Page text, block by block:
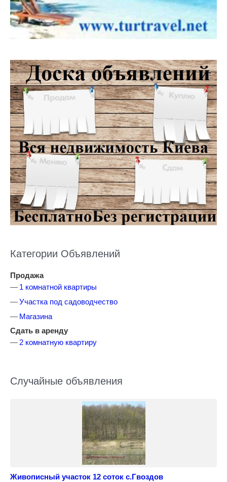
Категории Объявлений
Продажа
1 комнатной квартиры
Участка под садоводчество
Магазина
Сдать в аренду
2 комнатную квартиру
Случайные объявления
Живописный участок 12 соток с.Гвоздов